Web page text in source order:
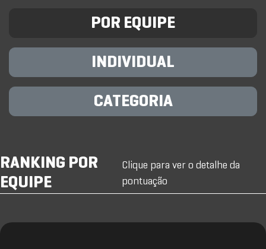
POR EQUIPE
INDIVIDUAL
CATEGORIA
RANKING POR
EQUIPE
Clique para ver o detalhe da
pontuação